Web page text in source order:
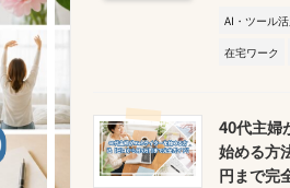
AI・ツール
在宅ワーク
40代主婦
始める方
円まで完